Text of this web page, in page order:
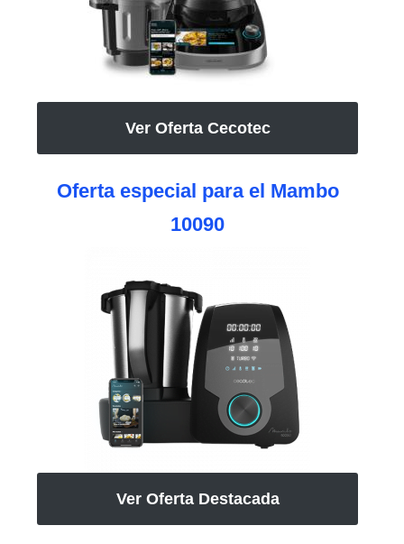
Ver Oferta Cecotec
Oferta especial para el Mambo
10090
Ver Oferta Destacada